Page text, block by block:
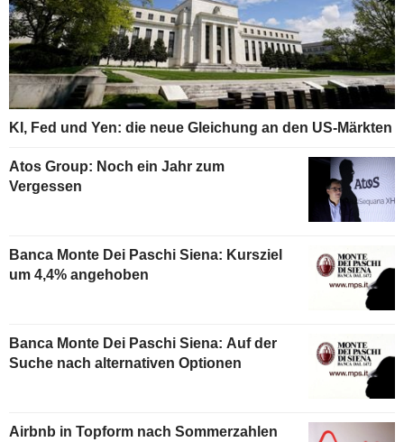
KI, Fed und Yen: die neue Gleichung an den US-Märkten
Atos Group: Noch ein Jahr zum
Vergessen
Banca Monte Dei Paschi Siena: Kursziel
um 4,4% angehoben
Banca Monte Dei Paschi Siena: Auf der
Suche nach alternativen Optionen
Airbnb in Topform nach Sommerzahlen